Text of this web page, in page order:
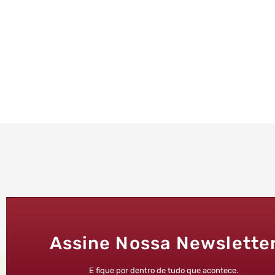
Assine Nossa
E fique por dentro de tudo que acontece.